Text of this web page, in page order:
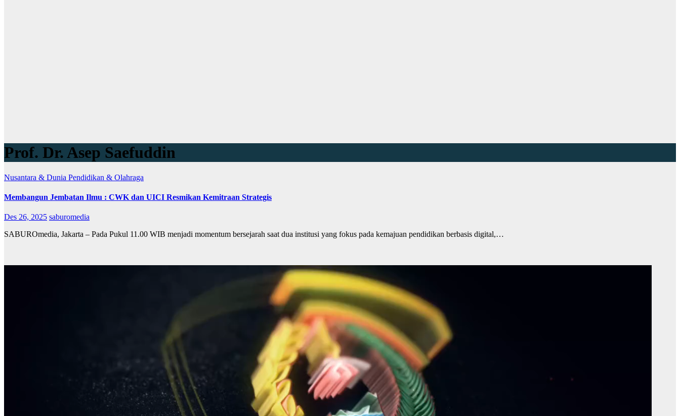
Prof. Dr. Asep Saefuddin
Nusantara & Dunia Pendidikan & Olahraga
Membangun Jembatan Ilmu : CWK dan UICI Resmikan Kemitraan Strategis
Des 26, 2025 saburomedia
SABUROmedia, Jakarta – Pada Pukul 11.00 WIB menjadi momentum bersejarah saat dua institusi yang fokus pada kemajuan pendidikan berbasis digital,…